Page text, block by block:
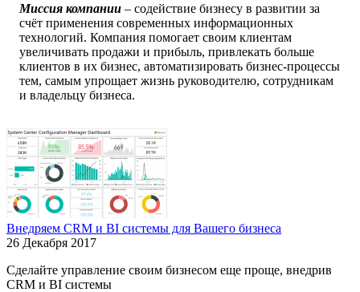
Миссия компании – содействие бизнесу в развитии за
счёт применения современных информационных
технологий. Компания помогает своим клиентам
увеличивать продажи и прибыль, привлекать больше
клиентов в их бизнес, автоматизировать бизнес-процессы
тем, самым упрощает жизнь руководителю, сотрудникам
и владельцу бизнеса.
Внедряем CRM и BI системы для Вашего бизнеса
26 Декабря 2017
Сделайте управление своим бизнесом еще проще, внедрив
CRM и BI системы